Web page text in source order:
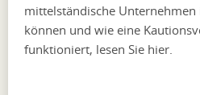
mittel­ständische
können und wie eine
funktioniert, lesen Sie hier.